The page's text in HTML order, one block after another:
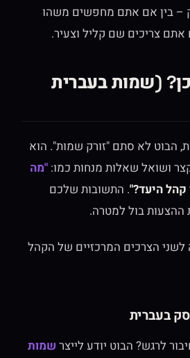
– בין אם אתם מחפשים משהו
אתם צריכים שם קליל וצעיר.
(שמות בעברית
הבוט לא סתם "זורק שמות". הוא
ושואל שאלות מנחות כמו: "מה
היעד?". התשובות שלכם
ההצעות בול למטרה.
לשני הצרכים המרכזיים של הקהל
לרגש? הבוט יודע לייצרשמות